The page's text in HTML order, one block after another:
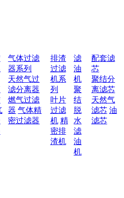
气体过滤
器系列
天然气过
滤分离器
燃气过滤
器 气体精
密过滤器
排渣
过滤
机系
列
叶片
过滤
机 精
密排
渣机
滤
油
机
聚
结
脱
水
滤
油
机
配套滤
芯
聚结分
离滤芯
天然气
滤芯 油
滤芯